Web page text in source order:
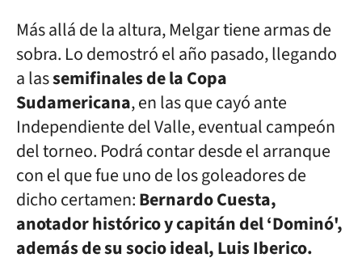
Más allá de la altura, Melgar tiene armas de
sobra. Lo demostró el año pasado, llegando
a lassemifinales de la Copa
Sudamericana, en las que cayó ante
Independiente del Valle, eventual campeón
del torneo. Podrá contar desde el arranque
con el que fue uno de los goleadores de
dicho certamen:Bernardo Cuesta,
anotador histórico y capitán del ‘Dominó',
además de su socio ideal, Luis Iberico.